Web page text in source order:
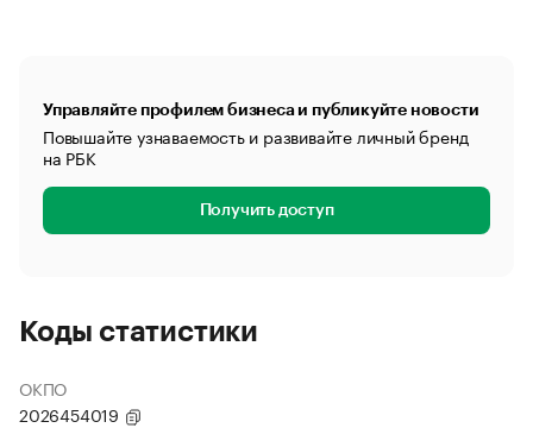
Управляйте профилем бизнеса и публикуйте новости
Повышайте узнаваемость и развивайте личный бренд
на РБК
Получить доступ
Коды статистики
ОКПО
2026454019